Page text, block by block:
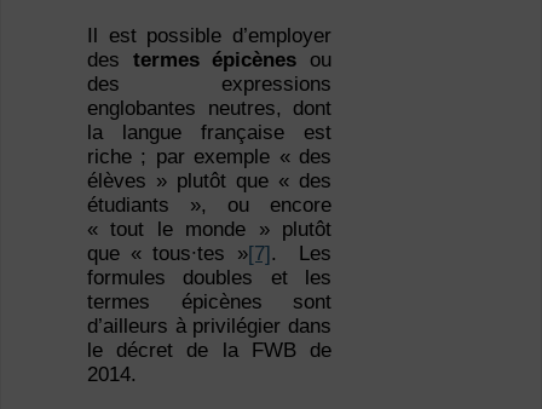
Il est possible d’employer
des termes épicènes ou
des expressions
englobantes neutres, dont
la langue française est
riche ; par exemple « des
élèves » plutôt que « des
étudiants », ou encore
« tout le monde » plutôt
que « tous∙tes »[7]. Les
formules doubles et les
termes épicènes sont
d’ailleurs à privilégier dans
le décret de la FWB de
2014.